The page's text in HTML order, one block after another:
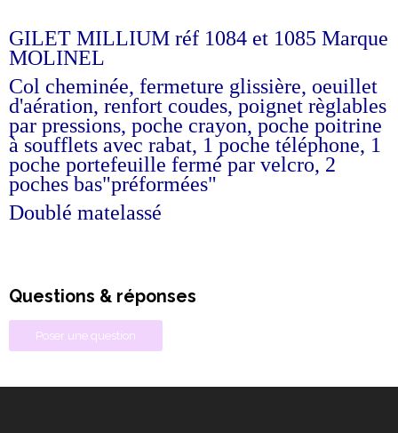
GILET MILLIUM réf 1084 et 1085 Marque
MOLINEL
Col cheminée, fermeture glissière, oeuillet
d'aération, renfort coudes, poignet règlables
par pressions, poche crayon, poche poitrine
à soufflets avec rabat, 1 poche téléphone, 1
poche portefeuille fermé par velcro, 2
poches bas"préformées"
Doublé matelassé
Questions & réponses
Poser une question